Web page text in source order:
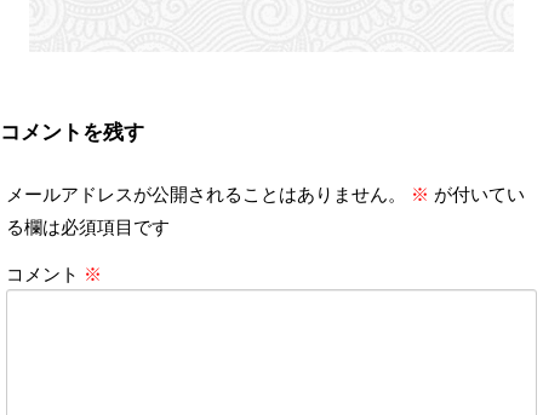
コメントを残す
メールアドレスが公開されることはありません。 ※ が付いてい
る欄は必須項目です
コメント ※